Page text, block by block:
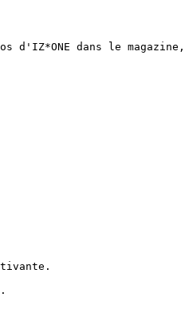
d'IZ*ONE dans le